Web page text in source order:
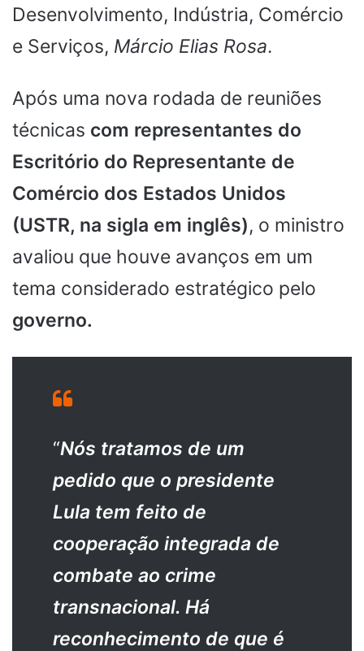
Desenvolvimento, Indústria, Comércio
e Serviços, Márcio Elias Rosa.
Após uma nova rodada de reuniões
técnicas com representantes do
Escritório do Representante de
Comércio dos Estados Unidos
(USTR, na sigla em inglês), o ministro
avaliou que houve avanços em um
tema considerado estratégico pelo
governo.
“Nós tratamos de um
pedido que o presidente
Lula tem feito de
cooperação integrada de
combate ao crime
transnacional. Há
reconhecimento de que é